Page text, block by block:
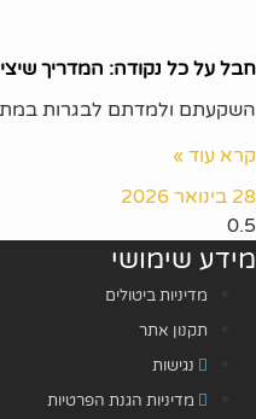
חבל על כל נקודה: המדריך
השקעתם ולמדתם לבגרות
קרא עוד »
28 בינואר 2026
מידע שימושי
מדיניות ביטולים
תקנון אתר
נגישות
מדיניות הגנת הפרטיות